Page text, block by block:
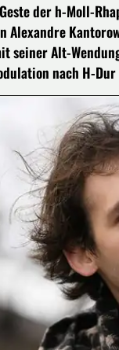
der h-Moll-
Alexandre
seiner Alt-
nach H-